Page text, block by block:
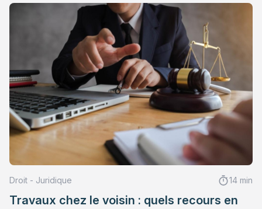
Droit - Juridique 14 min
Travaux chez le voisin : quels recours en